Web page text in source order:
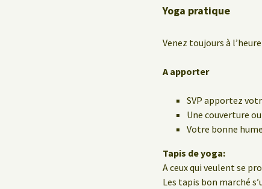
Yoga pratique
Venez toujours à
A apporter
SVP apportez
Une couverture
Votre bonne
Tapis de yoga:
A ceux qui veulent se
Les tapis bon marché